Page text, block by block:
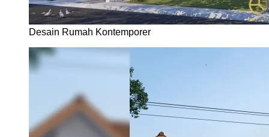
Desain Rumah Kontemporer